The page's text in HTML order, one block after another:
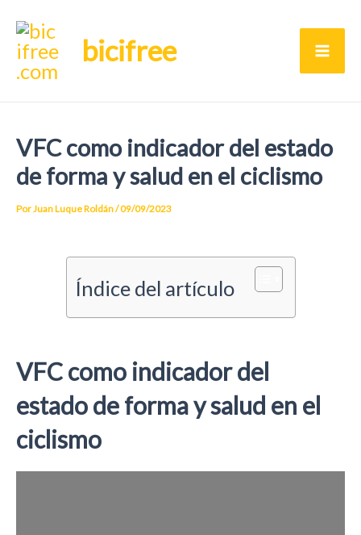
bicifree
VFC como indicador del estado
de forma y salud en el ciclismo
PorJuan Luque Roldán/09/09/2023
Índice del artículo
VFC como indicador del
estado de forma y salud en el
ciclismo